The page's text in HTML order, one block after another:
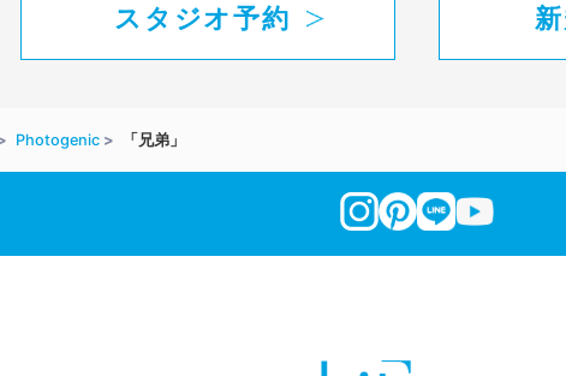
スタジオ予約
Photogenic 「兄弟」